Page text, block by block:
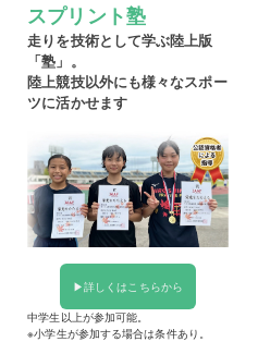
スプリント塾
走りを技術として学ぶ陸上版
「塾」。
陸上競技以外にも様々なスポー
ツに活かせます
▶︎詳しくはこちらから
中学生以上が参加可能。
※小学生が参加する場合は条件あり。